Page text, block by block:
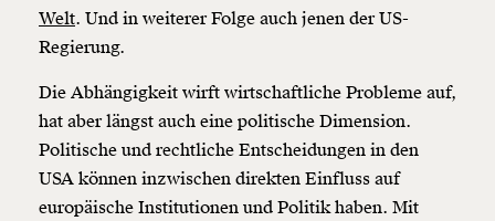
Welt. Und in weiterer Folge auch jenen der US-
Regierung.
Die Abhängigkeit wirft wirtschaftliche Probleme auf,
hat aber längst auch eine politische Dimension.
Politische und rechtliche Entscheidungen in den
USA können inzwischen direkten Einfluss auf
europäische Institutionen und Politik haben. Mit